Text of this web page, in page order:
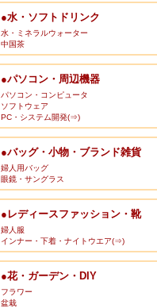
●水・ソフトドリンク
水・ミネラルウォーター
中国茶
●パソコン・周辺機器
パソコン・コンピュータ
ソフトウェア
PC・システム開発(⇒)
●バッグ・小物・ブランド雑貨
婦人用バッグ
眼鏡・サングラス
●レディースファッション・靴
婦人服
インナー・下着・ナイトウエア(⇒)
●花・ガーデン・DIY
フラワー
盆栽